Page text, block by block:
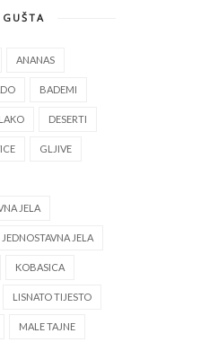
ANANAS
BADEMI
DESERTI
GLJIVE
JELA
JEDNOSTAVNA JELA
KOBASICA
LISNATO TIJESTO
MALE TAJNE